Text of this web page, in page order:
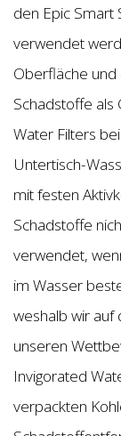
den Epic Smart
verwendet
Oberfläche
Schadstoffe als
Water Filters
Untertisch-
mit festen
Schadstoffe
verwendet,
im Wasser
weshalb wir auf
unseren
Invigorated
verpackten